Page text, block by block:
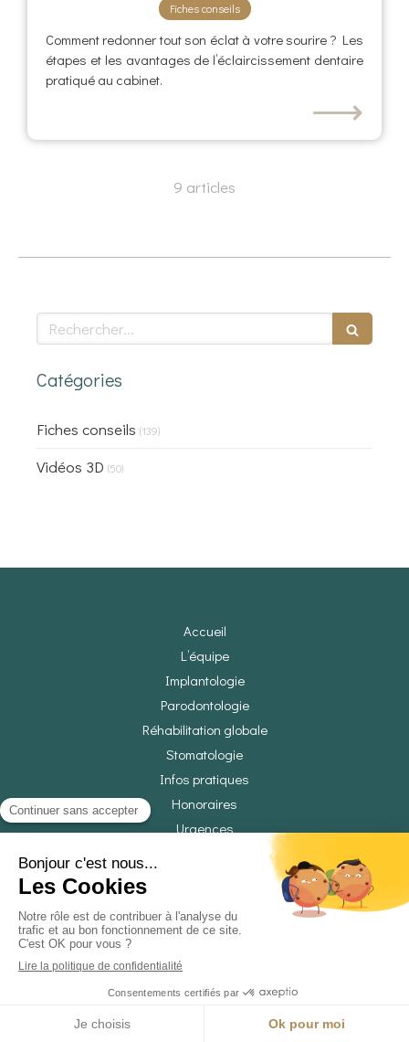
Fiches conseils
Comment redonner tout son éclat à votre sourire ? Les
étapes et les avantages de l’éclaircissement dentaire
pratiqué au cabinet.
⟶
9 articles
Rechercher
Catégories
Fiches conseils (139)
Vidéos 3D (50)
Accueil
L’équipe
Implantologie
Parodontologie
Réhabilitation globale
Stomatologie
Infos pratiques
Honoraires
Urgences
©2025 Cabinet Dentaire PEDOLE - Cabinet dentaire
Plan du site
Mentions légales
Création par